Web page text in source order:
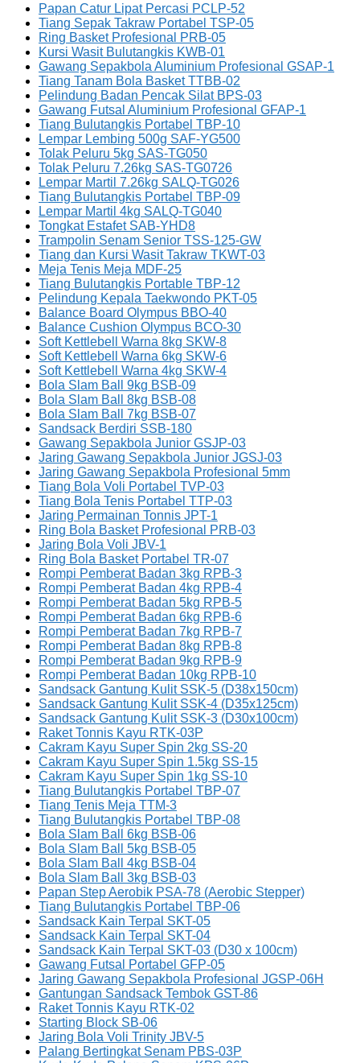
Papan Catur Lipat Percasi PCLP-52
Tiang Sepak Takraw Portabel TSP-05
Ring Basket Profesional PRB-05
Kursi Wasit Bulutangkis KWB-01
Gawang Sepakbola Aluminium Profesional GSAP-1
Tiang Tanam Bola Basket TTBB-02
Pelindung Badan Pencak Silat BPS-03
Gawang Futsal Aluminium Profesional GFAP-1
Tiang Bulutangkis Portabel TBP-10
Lempar Lembing 500g SAF-YG500
Tolak Peluru 5kg SAS-TG050
Tolak Peluru 7.26kg SAS-TG0726
Lempar Martil 7.26kg SALQ-TG026
Tiang Bulutangkis Portabel TBP-09
Lempar Martil 4kg SALQ-TG040
Tongkat Estafet SAB-YHD8
Trampolin Senam Senior TSS-125-GW
Tiang dan Kursi Wasit Takraw TKWT-03
Meja Tenis Meja MDF-25
Tiang Bulutangkis Portable TBP-12
Pelindung Kepala Taekwondo PKT-05
Balance Board Olympus BBO-40
Balance Cushion Olympus BCO-30
Soft Kettlebell Warna 8kg SKW-8
Soft Kettlebell Warna 6kg SKW-6
Soft Kettlebell Warna 4kg SKW-4
Bola Slam Ball 9kg BSB-09
Bola Slam Ball 8kg BSB-08
Bola Slam Ball 7kg BSB-07
Sandsack Berdiri SSB-180
Gawang Sepakbola Junior GSJP-03
Jaring Gawang Sepakbola Junior JGSJ-03
Jaring Gawang Sepakbola Profesional 5mm
Tiang Bola Voli Portabel TVP-03
Tiang Bola Tenis Portabel TTP-03
Jaring Permainan Tonnis JPT-1
Ring Bola Basket Profesional PRB-03
Jaring Bola Voli JBV-1
Ring Bola Basket Portabel TR-07
Rompi Pemberat Badan 3kg RPB-3
Rompi Pemberat Badan 4kg RPB-4
Rompi Pemberat Badan 5kg RPB-5
Rompi Pemberat Badan 6kg RPB-6
Rompi Pemberat Badan 7kg RPB-7
Rompi Pemberat Badan 8kg RPB-8
Rompi Pemberat Badan 9kg RPB-9
Rompi Pemberat Badan 10kg RPB-10
Sandsack Gantung Kulit SSK-5 (D38x150cm)
Sandsack Gantung Kulit SSK-4 (D35x125cm)
Sandsack Gantung Kulit SSK-3 (D30x100cm)
Raket Tonnis Kayu RTK-03P
Cakram Kayu Super Spin 2kg SS-20
Cakram Kayu Super Spin 1.5kg SS-15
Cakram Kayu Super Spin 1kg SS-10
Tiang Bulutangkis Portabel TBP-07
Tiang Tenis Meja TTM-3
Tiang Bulutangkis Portabel TBP-08
Bola Slam Ball 6kg BSB-06
Bola Slam Ball 5kg BSB-05
Bola Slam Ball 4kg BSB-04
Bola Slam Ball 3kg BSB-03
Papan Step Aerobik PSA-78 (Aerobic Stepper)
Tiang Bulutangkis Portabel TBP-06
Sandsack Kain Terpal SKT-05
Sandsack Kain Terpal SKT-04
Sandsack Kain Terpal SKT-03 (D30 x 100cm)
Gawang Futsal Portabel GFP-05
Jaring Gawang Sepakbola Profesional JGSP-06H
Gantungan Sandsack Tembok GST-86
Raket Tonnis Kayu RTK-02
Starting Block SB-06
Jaring Bola Voli Trinity JBV-5
Palang Bertingkat Senam PBS-03P